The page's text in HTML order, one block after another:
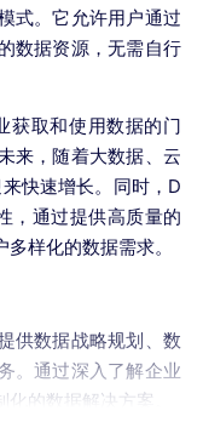
式。它允许用户通过
数据资源，无需自行
获取和使用数据的门
来，随着大数据、云
快速增长。同时，D
，通过提供高质量的
样化的数据需求。
供数据战略规划、数
。通过深入了解企业
的数据解决方案。